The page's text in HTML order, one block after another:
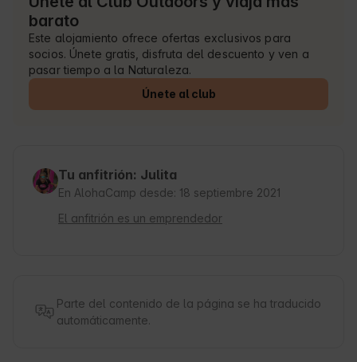
barato
Este alojamiento ofrece ofertas exclusivos para
socios. Únete gratis, disfruta del descuento y ven a
pasar tiempo a la Naturaleza.
Únete al club
Tu anfitrión: Julita
En AlohaCamp desde: 18 septiembre 2021
El anfitrión es un emprendedor
Parte del contenido de la página se ha traducido
automáticamente.